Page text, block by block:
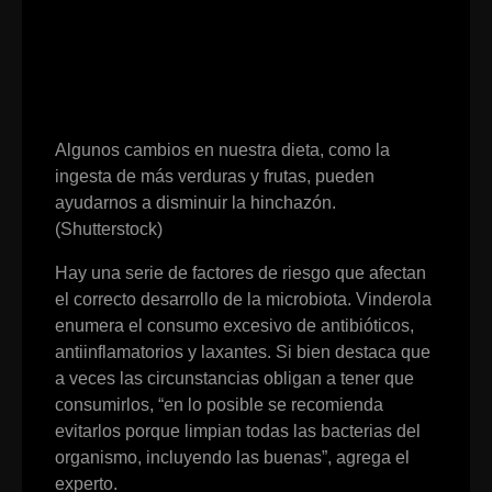
Algunos cambios en nuestra dieta, como la
ingesta de más verduras y frutas, pueden
ayudarnos a disminuir la hinchazón.
(Shutterstock)
Hay una serie de factores de riesgo que afectan
el correcto desarrollo de la microbiota. Vinderola
enumera el consumo excesivo de antibióticos,
antiinflamatorios y laxantes. Si bien destaca que
a veces las circunstancias obligan a tener que
consumirlos, “en lo posible se recomienda
evitarlos porque limpian todas las bacterias del
organismo, incluyendo las buenas”, agrega el
experto.